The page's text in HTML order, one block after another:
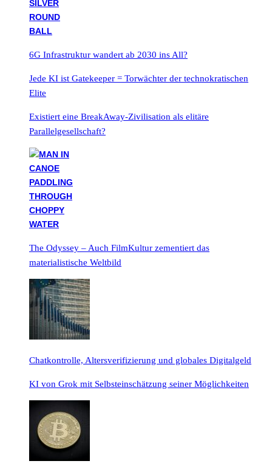
6G Infrastruktur wandert ab 2030 ins All?
Jede KI ist Gatekeeper = Torwächter der technokratischen
Elite
Existiert eine BreakAway-Zivilisation als elitäre
Parallelgesellschaft?
The Odyssey – Auch FilmKultur zementiert das
materialistische Weltbild
Chatkontrolle, Altersverifizierung und globales Digitalgeld
KI von Grok mit Selbsteinschätzung seiner Möglichkeiten